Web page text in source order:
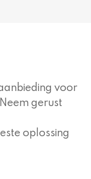
voor
gerust
oplossing